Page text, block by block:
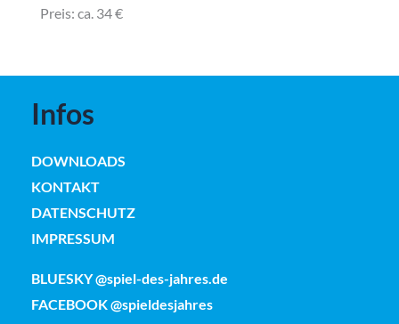
Preis: ca. 34 €
Infos
DOWNLOADS
KONTAKT
DATENSCHUTZ
IMPRESSUM
BLUESKY @spiel-des-jahres.de
FACEBOOK @spieldesjahres